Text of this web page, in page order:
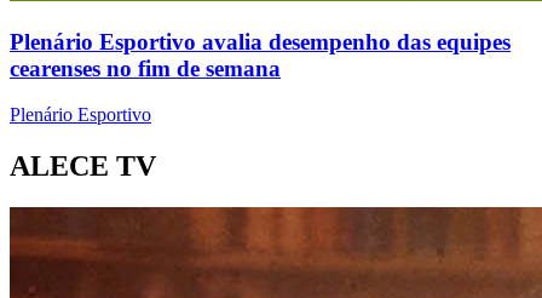
Plenário Esportivo avalia desempenho das equipes
cearenses no fim de semana
Plenário Esportivo
ALECE TV